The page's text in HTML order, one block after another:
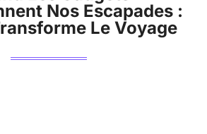
Nos Escapades :
Le Voyage